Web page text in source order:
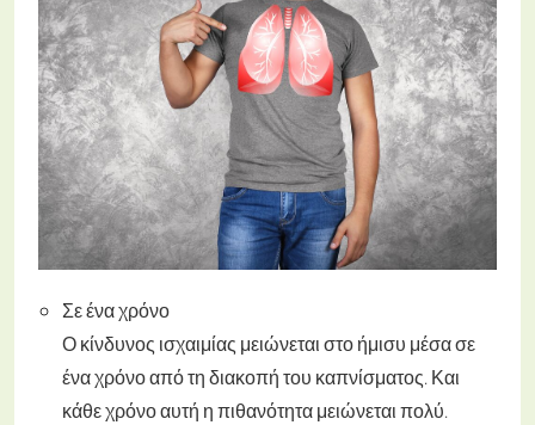
Σε ένα χρόνο
Ο κίνδυνος ισχαιμίας μειώνεται στο ήμισυ μέσα σε
ένα χρόνο από τη διακοπή του καπνίσματος. Και
κάθε χρόνο αυτή η πιθανότητα μειώνεται πολύ.